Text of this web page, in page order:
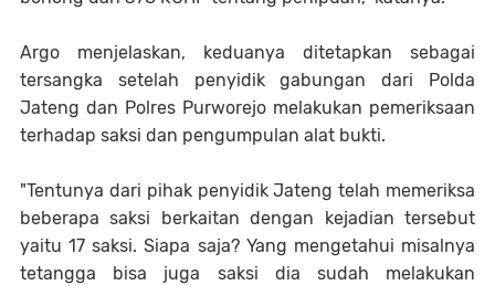
Argo menjelaskan, keduanya ditetapkan sebagai
tersangka setelah penyidik gabungan dari Polda
Jateng dan Polres Purworejo melakukan pemeriksaan
terhadap saksi dan pengumpulan alat bukti.
"Tentunya dari pihak penyidik Jateng telah memeriksa
beberapa saksi berkaitan dengan kejadian tersebut
yaitu 17 saksi. Siapa saja? Yang mengetahui misalnya
tetangga bisa juga saksi dia sudah melakukan